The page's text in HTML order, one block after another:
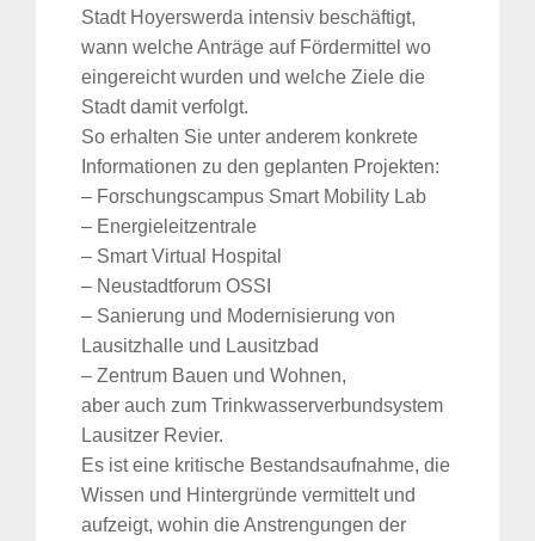
Stadt Hoyerswerda intensiv beschäftigt,
wann welche Anträge auf Fördermittel wo
eingereicht wurden und welche Ziele die
Stadt damit verfolgt.
So erhalten Sie unter anderem konkrete
Informationen zu den geplanten Projekten:
– Forschungscampus Smart Mobility Lab
– Energieleitzentrale
– Smart Virtual Hospital
– Neustadtforum OSSI
– Sanierung und Modernisierung von
Lausitzhalle und Lausitzbad
– Zentrum Bauen und Wohnen,
aber auch zum Trinkwasserverbundsystem
Lausitzer Revier.
Es ist eine kritische Bestandsaufnahme, die
Wissen und Hintergründe vermittelt und
aufzeigt, wohin die Anstrengungen der